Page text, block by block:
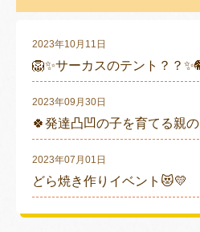
2023年10月11日
🦁✨サーカスのテント？？
2023年09月30日
🍀発達凸凹の子を育てる親
2023年07月01日
どら焼き作りイベント😻💛